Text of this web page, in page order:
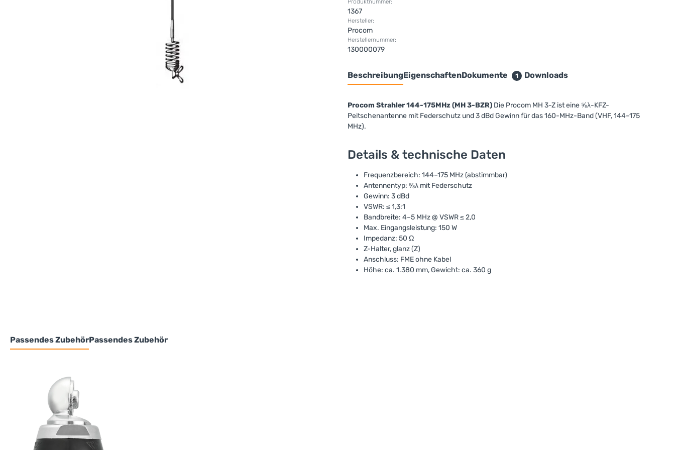
Produktnummer:
1367
Hersteller:
Procom
Herstellernummer:
130000079
BeschreibungEigenschaftenDokumente 1 Downloads
Procom Strahler 144-175MHz (MH 3-BZR) Die Procom MH 3-Z ist eine ⅝λ-KFZ-
Peitschenantenne mit Federschutz und 3 dBd Gewinn für das 160-MHz-Band (VHF, 144–175
MHz).
Details & technische Daten
Frequenzbereich: 144–175 MHz (abstimmbar)
Antennentyp: ⅝λ mit Federschutz
Gewinn: 3 dBd
VSWR: ≤ 1,3:1
Bandbreite: 4–5 MHz @ VSWR ≤ 2,0
Max. Eingangsleistung: 150 W
Impedanz: 50 Ω
Z-Halter, glanz (Z)
Anschluss: FME ohne Kabel
Höhe: ca. 1.380 mm, Gewicht: ca. 360 g
Passendes ZubehörPassendes Zubehör